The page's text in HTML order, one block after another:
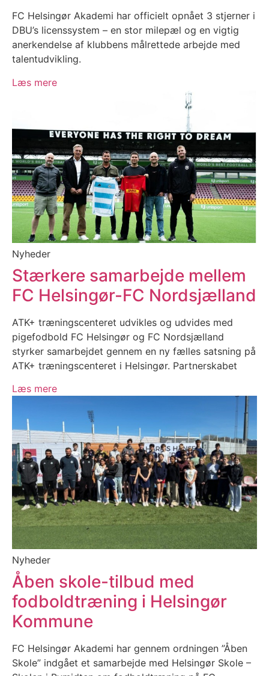
FC Helsingør Akademi har officielt opnået 3 stjerner i
DBU’s licenssystem – en stor milepæl og en vigtig
anerkendelse af klubbens målrettede arbejde med
talentudvikling.
Læs mere
Nyheder
Stærkere samarbejde mellem
FC Helsingør-FC Nordsjælland
ATK+ træningscenteret udvikles og udvides med
pigefodbold FC Helsingør og FC Nordsjælland
styrker samarbejdet gennem en ny fælles satsning på
ATK+ træningscenteret i Helsingør. Partnerskabet
Læs mere
Nyheder
Åben skole-tilbud med
fodboldtræning i Helsingør
Kommune
FC Helsingør Akademi har gennem ordningen ”Åben
Skole” indgået et samarbejde med Helsingør Skole –